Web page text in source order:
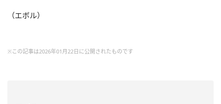
（エボル）
※この記事は2026年01月22日に公開されたものです